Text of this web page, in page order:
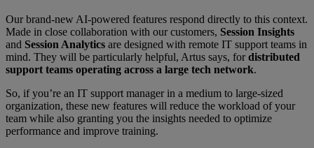
Our brand-new AI-powered features respond directly to this context.
Made in close collaboration with our customers, Session Insights
and Session Analytics are designed with remote IT support teams in
mind. They will be particularly helpful, Artus says, fordistributed
support teams operating across a large tech network.
So, if you’re an IT support manager in a medium to large-sized
organization, these new features will reduce the workload of your
team while also granting you the insights needed to optimize
performance and improve training.